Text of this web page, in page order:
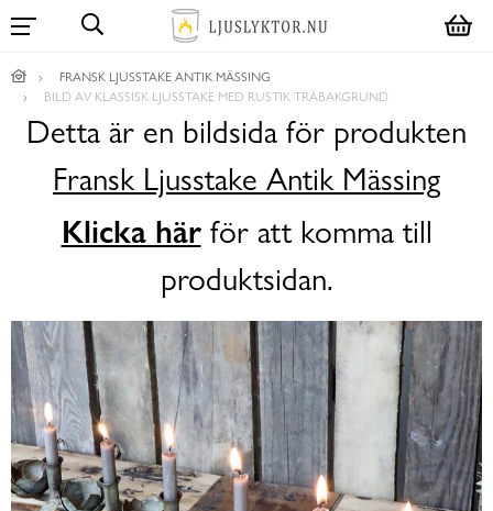
FRANSK LJUSSTAKE ANTIK MÄSSING
BILD AV KLASSISK LJUSSTAKE MED RUSTIK TRÄBAKGRUND
Detta är en bildsida för produkten
Fransk Ljusstake Antik Mässing
Klicka härför att komma till
produktsidan.